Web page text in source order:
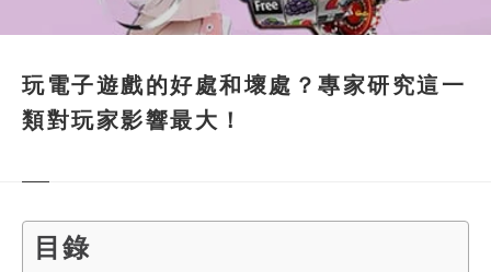
玩電子遊戲的好處和壞處？專家研究這一
類對玩家影響最大！
目錄